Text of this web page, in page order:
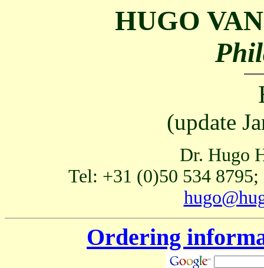
HUGO
(update
Dr. Hugo
Tel: +31 (0)50 534
Ordering